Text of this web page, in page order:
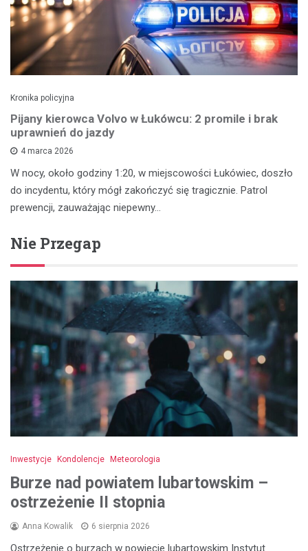
Kronika policyjna
Pijany kierowca Volvo w Łukówcu: 2 promile i brak
uprawnień do jazdy
4 marca 2026
W nocy, około godziny 1:20, w miejscowości Łukówiec, doszło
do incydentu, który mógł zakończyć się tragicznie. Patrol
prewencji, zauważając niepewny…
Nie Przegap
Inwestycje Kondolencje Meteorologia
Burze nad powiatem lubartowskim –
ostrzeżenie II stopnia
Anna Kowalik 6 sierpnia 2026
Ostrzeżenie o burzach w powiecie lubartowskim Instytut